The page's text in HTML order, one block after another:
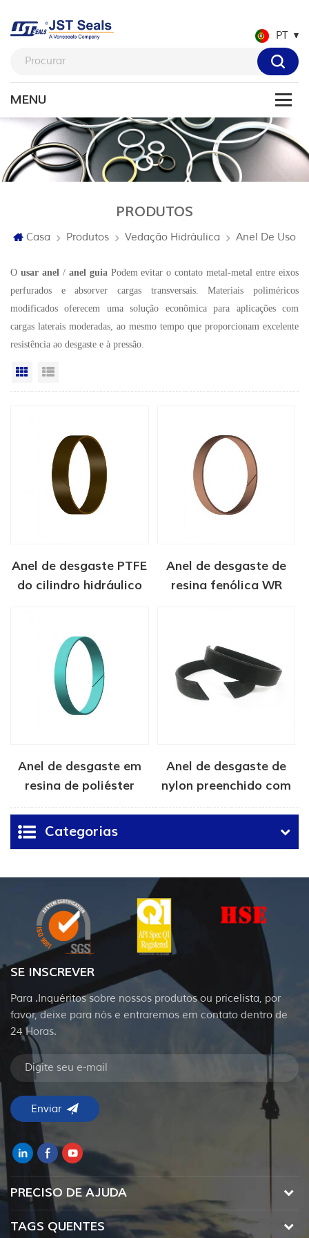
PT
PRODUTOS
Casa Produtos Vedação Hidráulica Anel De Uso
O usar anel / anel guia Podem evitar o contato metal-metal entre eixos
perfurados e absorver cargas transversais. Materiais poliméricos
modificados oferecem uma solução econômica para aplicações com
cargas laterais moderadas, ao mesmo tempo que proporcionam excelente
resistência ao desgaste e à pressão.
Vista da grade
Anel de desgaste PTFE
do cilindro hidráulico
Anel de desgaste de
resina fenólica WR
Anel de desgaste em
resina de poliéster
turquesa
Anel de desgaste de
nylon preenchido com
fibra de vidro
Categorias
SE INSCREVER
Para .Inquéritos sobre nossos produtos ou pricelista, por
favor, deixe para nós e entraremos em contato dentro de
24 Horas.
PRECISO DE AJUDA
TAGS QUENTES